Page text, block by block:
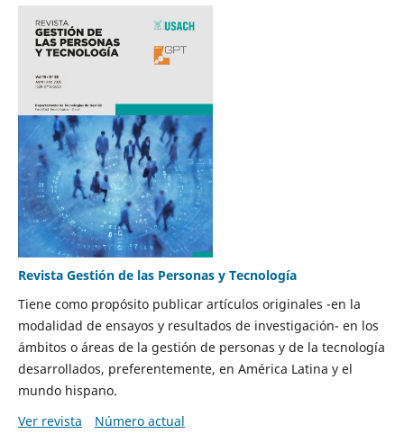
Revista Gestión de las Personas y Tecnología
Tiene como propósito publicar artículos originales -en la
modalidad de ensayos y resultados de investigación- en los
ámbitos o áreas de la gestión de personas y de la tecnología
desarrollados, preferentemente, en América Latina y el
mundo hispano.
Ver revista
Número actual